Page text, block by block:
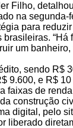
Filho,
na
para
“Há
um
sendo R$
9.600, e R$
faixas de
construção
digital, pelo
liberado